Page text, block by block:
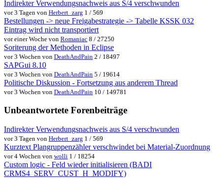
Indirekter Verwendungsnachweis aus S/4 verschwunden
vor 3 Tagen von Herbert_zarg 1 / 569
Bestellungen -> neue Freigabestrategie -> Tabelle KSSK 032
Eintrag wird nicht transportiert
vor einer Woche von Romaniac 8 / 27250
Soriterung der Methoden in Eclipse
vor 3 Wochen von DeathAndPain 2 / 18497
SAPGui 8.10
vor 3 Wochen von DeathAndPain 5 / 19614
Politische Diskussion - Fortsetzung aus anderem Thread
vor 3 Wochen von DeathAndPain 10 / 149781
Unbeantwortete Forenbeiträge
Indirekter Verwendungsnachweis aus S/4 verschwunden
vor 3 Tagen von Herbert_zarg 1 / 569
Kurztext Plangruppenzähler verschwindet bei Material-Zuordnung
vor 4 Wochen von wolli 1 / 18254
Custom logic - Feld wieder initialisieren (BADI
CRMS4_SERV_CUST_H_MODIFY)